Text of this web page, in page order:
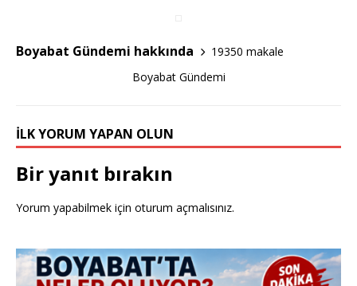
Boyabat Gündemi hakkında
19350 makale
Boyabat Gündemi
İLK YORUM YAPAN OLUN
Bir yanıt bırakın
Yorum yapabilmek için oturum açmalısınız.